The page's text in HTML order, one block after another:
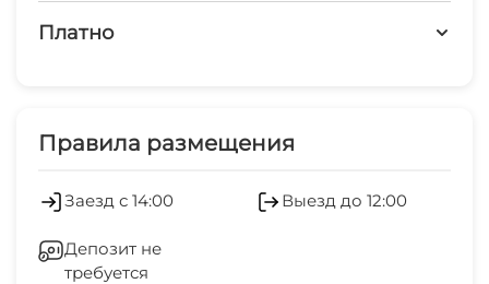
Платно
Правила размещения
Заезд с 14:00 Выезд до 12:00
Депозит не
требуется